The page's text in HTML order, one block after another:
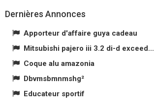
Dernières Annonces
Apporteur d'affaire guya cadeau
Mitsubishi pajero iii 3.2 di-d exceed...
Coque alu amazonia
Dbvmsbmnmshg²
Educateur sportif